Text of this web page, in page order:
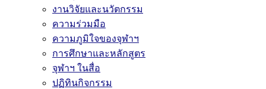
งานวิจัยและนวัตกรรม
ความร่วมมือ
ความภูมิใจของจุฬาฯ
การศึกษาและหลักสูตร
จุฬาฯ ในสื่อ
ปฏิทินกิจกรรม